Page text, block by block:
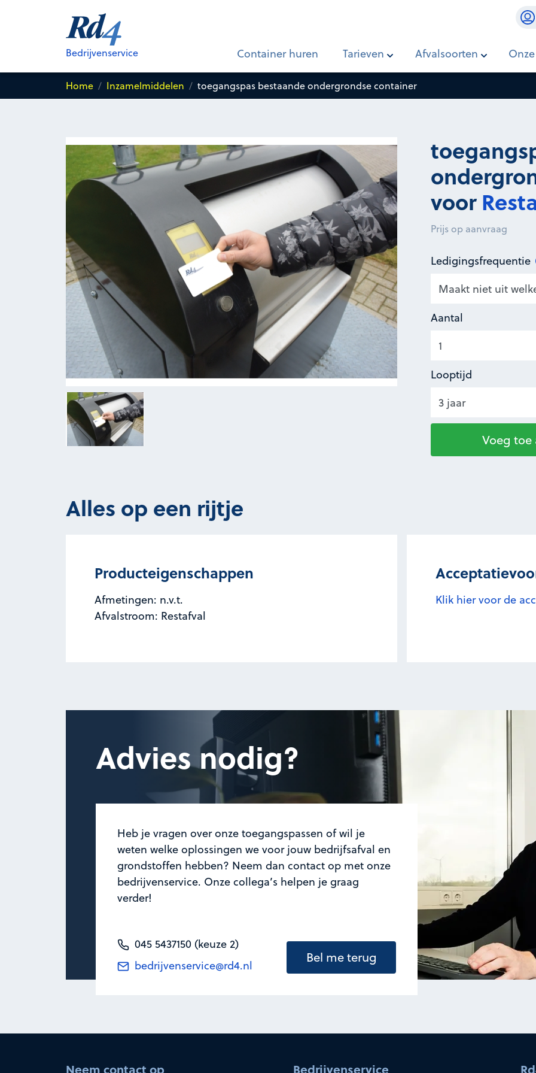
Bedrijvenservice Container huren Tarieven Afvalsoorten
toegangspas bestaande ondergrondse
container voor
Home Inzamelmiddelen toegangspas bestaande ondergrondse container
voor
Prijs op aanvraag
Ledigingsfrequentie
Aantal
Looptijd
Voeg toe
Alles op een rijtje
Producteigenschappen
Afmetingen: n.v.t.
Afvalstroom: Restafval
Klik hier voor de
Advies nodig?
Heb je vragen over onze toegangspassen of wil je
weten welke oplossingen we voor jouw bedrijfsafval en
grondstoffen hebben? Neem dan contact op met onze
bedrijvenservice. Onze collega’s helpen je graag
verder!
045 5437150 (keuze 2)
bedrijvenservice@rd4.nl
Bel me terug
Neem contact op
Bedrijvenservice